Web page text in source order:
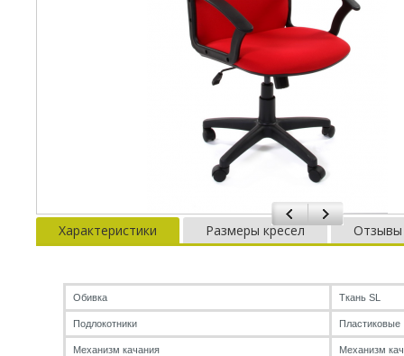
Характеристики Размеры кресел Отзывы
Обивка Ткань SL
Подлокотники Пластиковые
Механизм качания Механизм